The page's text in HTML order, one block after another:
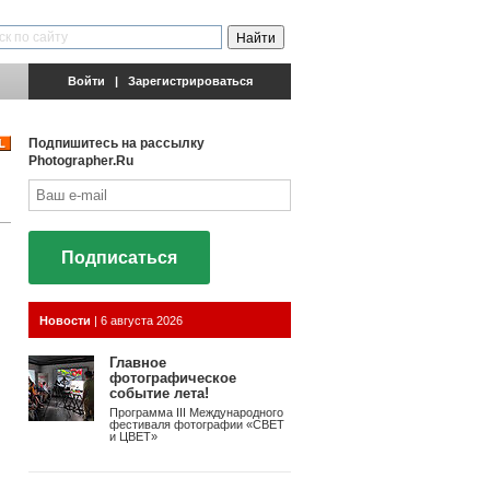
Войти | Зарегистрироваться
Подпишитесь на рассылку
Photographer.Ru
Подписаться
Новости | 6 августа 2026
Главное
фотографическое
событие лета!
Программа III Международного
фестиваля фотографии «СВЕТ
и ЦВЕТ»